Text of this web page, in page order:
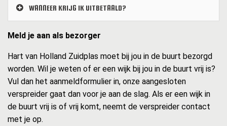
WANNEER KRIJG IK UITBETAALD?
Meld je aan als bezorger
Hart van Holland Zuidplas moet bij jou in de buurt bezorgd
worden. Wil je weten of er een wijk bij jou in de buurt vrij is?
Vul dan het aanmeldformulier in, onze aangesloten
verspreider gaat dan voor je aan de slag. Als er een wijk in
de buurt vrij is of vrij komt, neemt de verspreider contact
met je op.